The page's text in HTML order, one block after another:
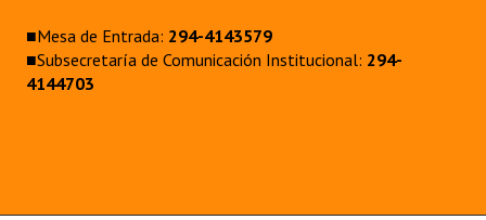
■Mesa de Entrada: 294-4143579
■Subsecretaría de Comunicación Institucional: 294-
4144703